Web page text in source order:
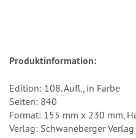
Produktinformation:
Edition: 108. Aufl., in Farbe
Seiten: 840
Format: 155 mm x 230 mm,
Verlag: Schwaneberger